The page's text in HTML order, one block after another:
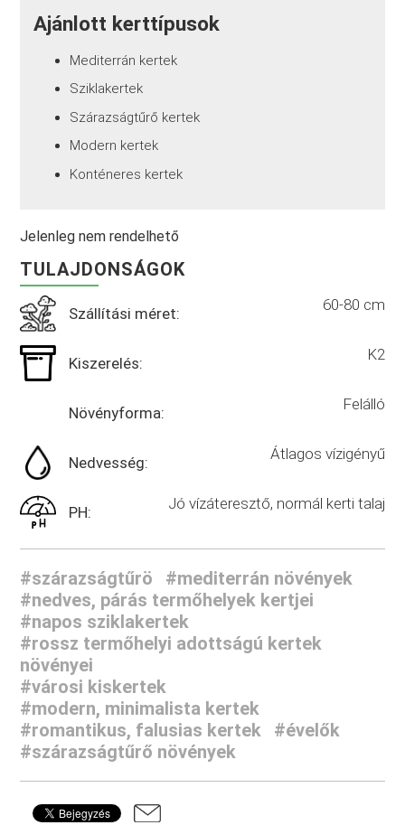
Ajánlott kerttípusok
Mediterrán kertek
Sziklakertek
Szárazságtűrő kertek
Modern kertek
Konténeres kertek
Jelenleg nem rendelhető
TULAJDONSÁGOK
Szállítási méret: 60-80 cm
Kiszerelés: K2
Növényforma: Felálló
Nedvesség: Átlagos vízigényű
PH: Jó vízáteresztő, normál kerti talaj
#szárazságtűrö
#mediterrán növények
#nedves, párás termőhelyek kertjei
#napos sziklakertek
#rossz termőhelyi adottságú kertek
növényei
#városi kiskertek
#modern, minimalista kertek
#romantikus, falusias kertek
#évelők
#szárazságtűrő növények